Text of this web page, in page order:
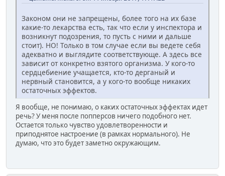
Законом они не запрещены, более того на их базе
какие-то лекарства есть, так что если у инспектора и
возникнут подозрения, то пусть с ними и дальше
стоит). НО! Только в том случае если вы ведете себя
адекватно и выглядите соответствующе. А здесь все
зависит от конкретно взятого организма. У кого-то
сердцебиение учащается, кто-то дерганый и
нервный становится, а у кого-то вообще никаких
остаточных эффектов.
Я вообще, не понимаю, о каких остаточных эффектах идет
речь? У меня после попперсов ничего подобного нет.
Остается только чувство удовлетворенности и
приподнятое настроение (в рамках нормального). Не
думаю, что это будет заметно окружающим.